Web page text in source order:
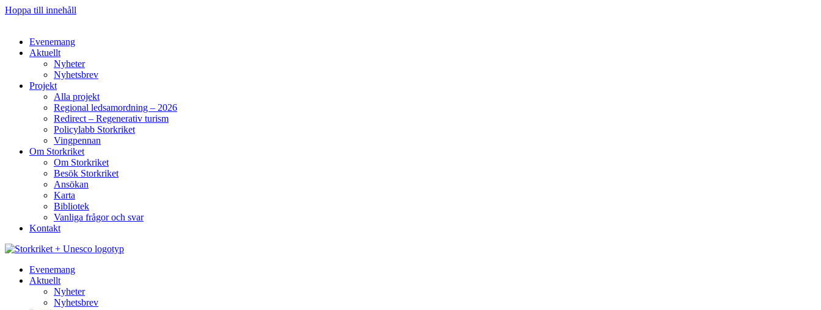
Hoppa till innehåll
Evenemang
Aktuellt
Nyheter
Nyhetsbrev
Projekt
Alla projekt
Regional ledsamordning – 2026
Redirect – Regenerativ turism
Policylabb Storkriket
Vingpennan
Om Storkriket
Om Storkriket
Besök Storkriket
Ansökan
Karta
Bibliotek
Vanliga frågor och svar
Kontakt
Evenemang
Aktuellt
Nyheter
Nyhetsbrev